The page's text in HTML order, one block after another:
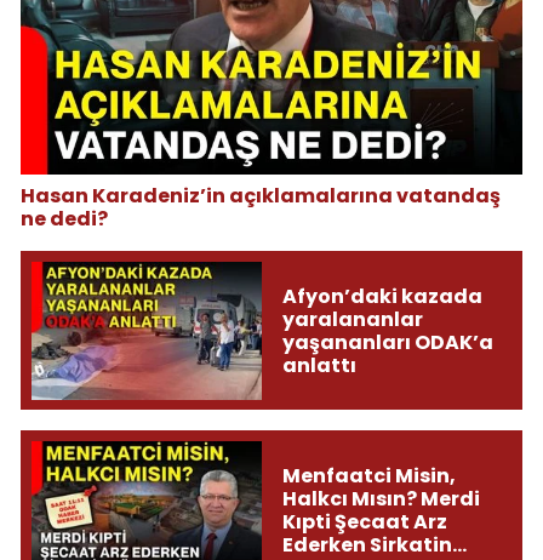
Hasan Karadeniz’in açıklamalarına vatandaş
ne dedi?
Afyon’daki kazada
yaralananlar
yaşananları ODAK’a
anlattı
Menfaatci Misin,
Halkcı Mısın? Merdi
Kıpti Şecaat Arz
Ederken Sirkatin